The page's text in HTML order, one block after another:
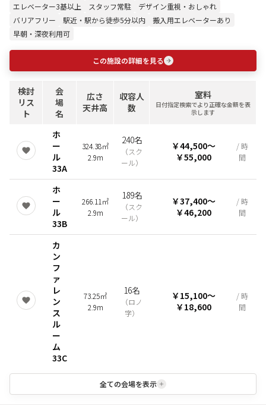
エレベーター3基以上
スタッフ常駐
デザイン重視・おしゃれ
バリアフリー
駅近・駅から徒歩5分以内
搬入用エレベーターあり
早朝・深夜利用可
この施設の詳細を見る
検討
リス
ト
会
場
名
広さ
天井高
収容人
数
室料
日付指定検索でより正確な金額を表
示します
ホ
ー
ル
33A
324.38㎡
2.9m
240名
（スク
ール）
￥44,500〜
￥55,000
/ 時
間
ホ
ー
ル
33B
266.11㎡
2.9m
189名
（スク
ール）
￥37,400〜
￥46,200
/ 時
間
カ
ン
フ
ァ
レ
ン
ス
ル
ー
ム
33C
73.25㎡
2.9m
16名
（ロノ
字）
￥15,100〜
￥18,600
/ 時
間
全ての会場を表示